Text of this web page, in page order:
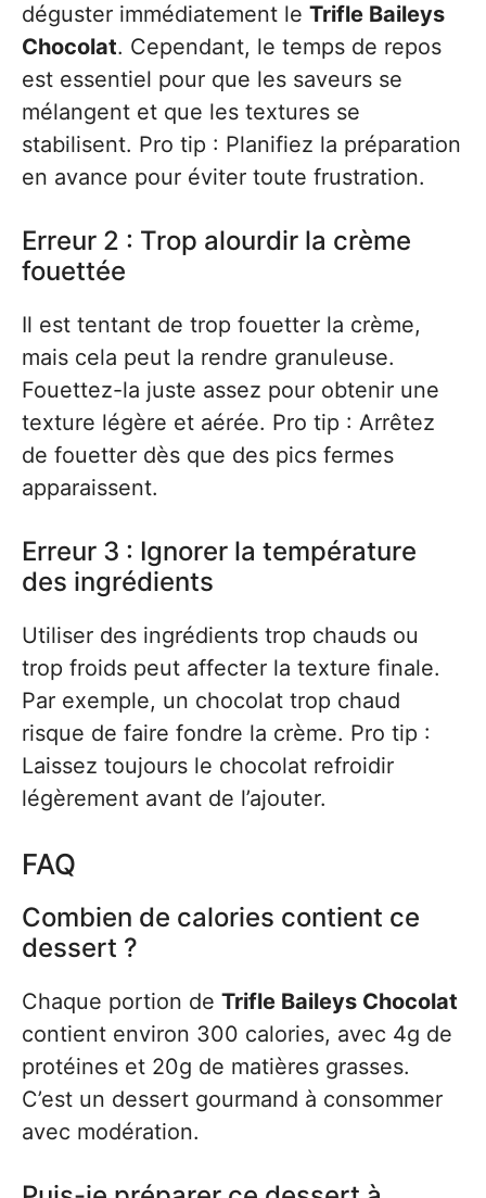
déguster immédiatement le Trifle Baileys
Chocolat. Cependant, le temps de repos
est essentiel pour que les saveurs se
mélangent et que les textures se
stabilisent. Pro tip : Planifiez la préparation
en avance pour éviter toute frustration.
Erreur 2 : Trop alourdir la crème
fouettée
Il est tentant de trop fouetter la crème,
mais cela peut la rendre granuleuse.
Fouettez-la juste assez pour obtenir une
texture légère et aérée. Pro tip : Arrêtez
de fouetter dès que des pics fermes
apparaissent.
Erreur 3 : Ignorer la température
des ingrédients
Utiliser des ingrédients trop chauds ou
trop froids peut affecter la texture finale.
Par exemple, un chocolat trop chaud
risque de faire fondre la crème. Pro tip :
Laissez toujours le chocolat refroidir
légèrement avant de l’ajouter.
FAQ
Combien de calories contient ce
dessert ?
Chaque portion de Trifle Baileys Chocolat
contient environ 300 calories, avec 4g de
protéines et 20g de matières grasses.
C’est un dessert gourmand à consommer
avec modération.